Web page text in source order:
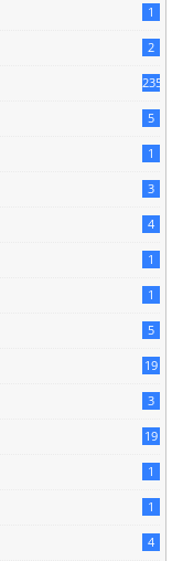
1
2
235
5
1
3
4
1
1
5
19
3
19
1
1
4